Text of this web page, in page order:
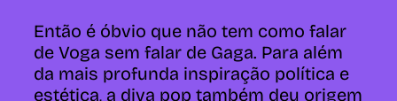
Então é óbvio que não tem como falar
de Voga sem falar de Gaga. Para além
da mais profunda inspiração política e
estética, a diva pop também deu origem